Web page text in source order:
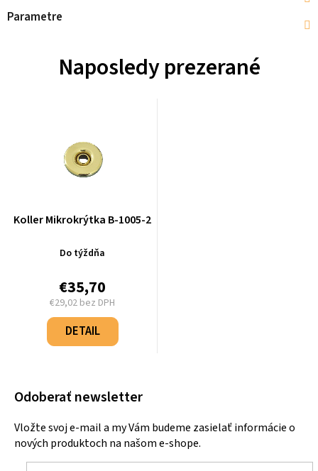
Parametre
Naposledy prezerané
Koller Mikrokrýtka B-1005-2
Do týždňa
€35,70
€29,02 bez DPH
Jednotková
cena:
DETAIL
Odoberať newsletter
Vložte svoj e-mail a my Vám budeme zasielať informácie o
nových produktoch na našom e-shope.